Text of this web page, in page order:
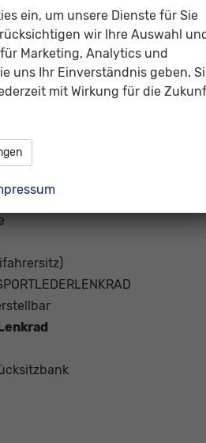
ein, um unsere Dienste für Sie
wir Ihre Auswahl
Marketing, Analytics und
uns Ihr Einverständnis geben.
mit Wirkung für die